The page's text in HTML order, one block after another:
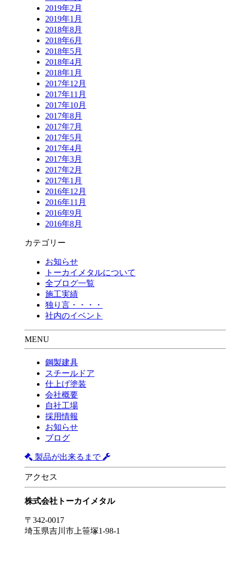
2019年2月
2019年1月
2018年8月
2018年6月
2018年5月
2018年4月
2018年1月
2017年12月
2017年11月
2017年10月
2017年8月
2017年7月
2017年5月
2017年4月
2017年3月
2017年2月
2017年1月
2016年12月
2016年11月
2016年9月
2016年8月
カテゴリー
お知らせ
トーカイメタルについて
全ブログ一覧
施工実績
独り言・・・・
社内のイベント
MENU
鋼製建具
スチールドア
仕上げ塗装
会社概要
自社工場
採用情報
お知らせ
ブログ
製品が出来るまで
アクセス
株式会社トーカイメタル
〒342-0017
埼玉県吉川市上笹塚1-98-1